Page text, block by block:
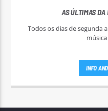
AS ÚLTIMAS
Todos os dias de segunda
INFO